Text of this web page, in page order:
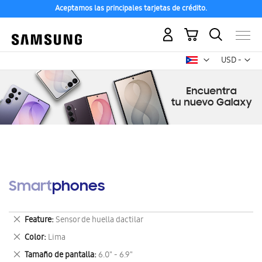
Aceptamos las principales tarjetas de crédito.
USD -
dólar
Mi carrito
Smartphones
Feature Sensor de huella dactilar
Eliminar
este
artículo
Color Lima
Eliminar
este
Tamaño de pantalla 6.0" - 6.9"
Eliminar